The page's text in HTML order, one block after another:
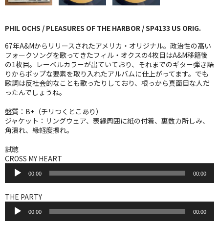
J-POP
ROCK
FOLK,SSW
WORLD
その他
レア盤（1万円以上）
Webのみ no.1
Webのみ no.2
Webのみ no.3
PHIL OCHS / PLEASURES OF THE HARBOR / SP4133 US ORIG.
67年A&Mからリリースされたアメリカ・オリジナル。政治性の高い
フォークソングを歌ってきたフィル・オクスの4枚目はA&M移籍後
の1枚目。レーベルカラーが出ていており、それまでのギター弾き語
りからポップな要素を取り入れたアルバムに仕上がってます。でも
歌詞は反社会的なことも歌ったりしており、根っから真面目な人だ
ったんでしょうね。
盤質：B+（チリつくとこあり）
ジャケット：リングウェア、表縁周囲に紙の付着、裏数カ所しみ、
角潰れ、縁軽度擦れ。
試聴
CROSS MY HEART
プ
レ
ー
ー
00:00 00:00
THE PARTY
プ
00:00 00:00